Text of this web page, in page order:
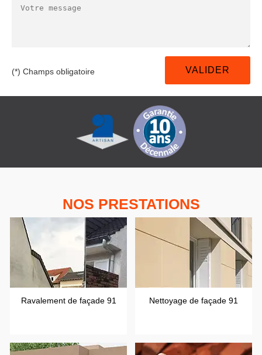
(*) Champs obligatoire
NOS PRESTATIONS
Ravalement de façade 91 Nettoyage de façade 91